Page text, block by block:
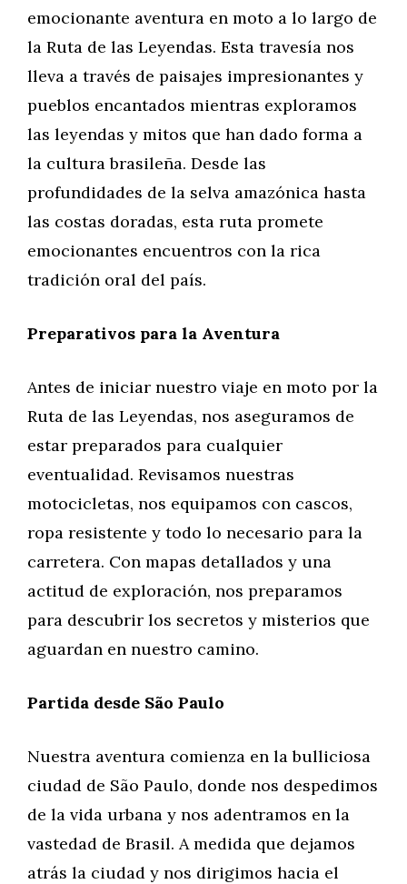
emocionante aventura en moto a lo largo de
la Ruta de las Leyendas. Esta travesía nos
lleva a través de paisajes impresionantes y
pueblos encantados mientras exploramos
las leyendas y mitos que han dado forma a
la cultura brasileña. Desde las
profundidades de la selva amazónica hasta
las costas doradas, esta ruta promete
emocionantes encuentros con la rica
tradición oral del país.
Preparativos para la Aventura
Antes de iniciar nuestro viaje en moto por la
Ruta de las Leyendas, nos aseguramos de
estar preparados para cualquier
eventualidad. Revisamos nuestras
motocicletas, nos equipamos con cascos,
ropa resistente y todo lo necesario para la
carretera. Con mapas detallados y una
actitud de exploración, nos preparamos
para descubrir los secretos y misterios que
aguardan en nuestro camino.
Partida desde São Paulo
Nuestra aventura comienza en la bulliciosa
ciudad de São Paulo, donde nos despedimos
de la vida urbana y nos adentramos en la
vastedad de Brasil. A medida que dejamos
atrás la ciudad y nos dirigimos hacia el